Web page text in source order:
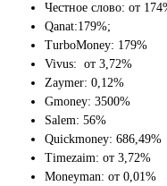
Честное слово: от
Qanat:179%;
TurboMoney: 179%
Vivus: от 3,72%
Zaymer: 0,12%
Gmoney: 3500%
Salem: 56%
Quickmoney: 686,49%
Timezaim: от 3,72%
Moneyman: от 0,01%